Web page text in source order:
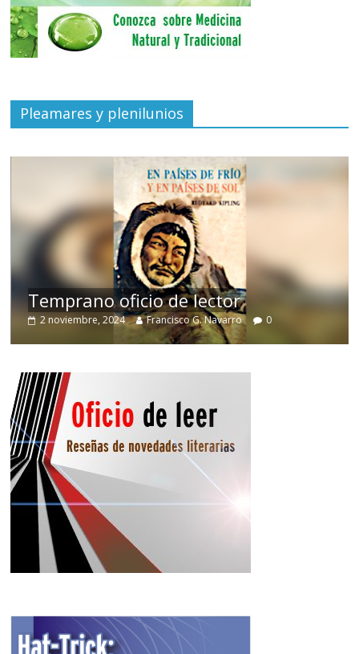
Pleamares y plenilunios
Temprano oficio de lector
2 noviembre, 2024 Francisco G. Navarro 0